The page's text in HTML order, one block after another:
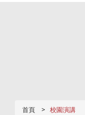
首頁 校園演講